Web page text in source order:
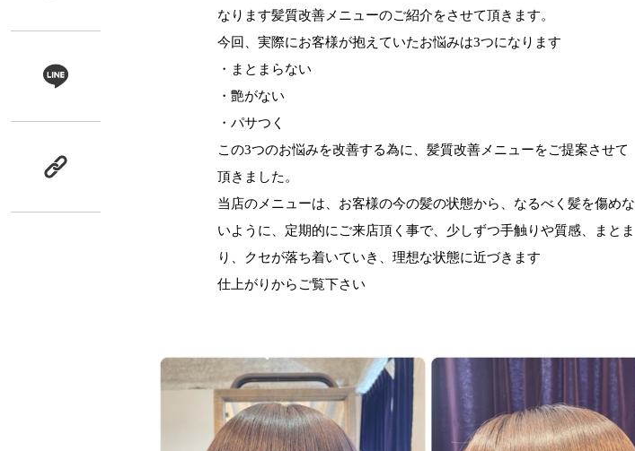
なります髪質改善メニューのご紹介をさせて頂きます。
今回、実際にお客様が抱えていたお悩みは3つになります
・まとまらない
・艶がない
・パサつく
この3つのお悩みを改善する為に、髪質改善メニューをご提案させて
頂きました。
当店のメニューは、お客様の今の髪の状態から、なるべく髪を傷めな
いように、定期的にご来店頂く事で、少しずつ手触りや質感、まとま
り、クセが落ち着いていき、理想な状態に近づきます
仕上がりからご覧下さい